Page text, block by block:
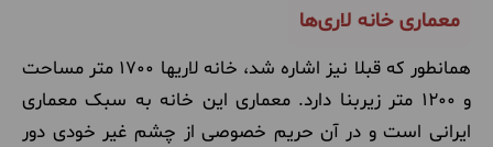
معماری خانه لاری‌ها
همانطور که قبلا نیز اشاره شد، خانه لاریها 1700 متر مساحت
و 1200 متر زیربنا دارد. معماری این خانه به سبک معماری
ایرانی است و در آن حریم خصوصی از چشم غیر خودی دور